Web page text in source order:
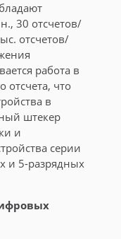
30 отсчетов/
отсчетов/
работа в
отсчета, что
в
штекер
и
серии
и 5-разрядных